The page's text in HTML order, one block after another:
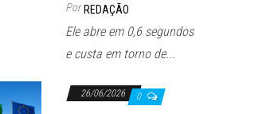
Por REDAÇÃO
Ele abre em 0,6 segundos
e custa em torno de...
26/06/2026 0